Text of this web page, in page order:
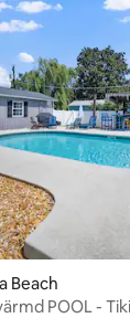
Beach
POOL -